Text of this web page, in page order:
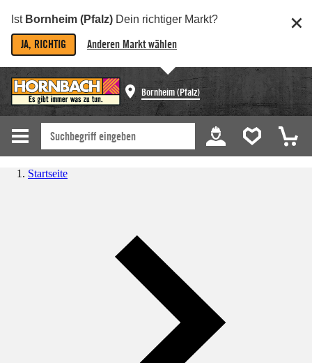
Ist Bornheim (Pfalz) Dein richtiger Markt?
JA, RICHTIG Anderen Markt wählen
Bornheim (Pfalz)
Startseite